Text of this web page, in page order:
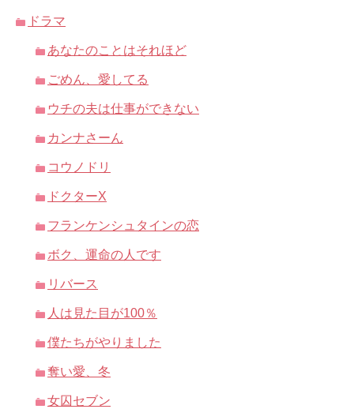
ドラマ
あなたのことはそれほど
ごめん、愛してる
ウチの夫は仕事ができない
カンナさーん
コウノドリ
ドクターX
フランケンシュタインの恋
ボク、運命の人です
リバース
人は見た目が100％
僕たちがやりました
奪い愛、冬
女囚セブン